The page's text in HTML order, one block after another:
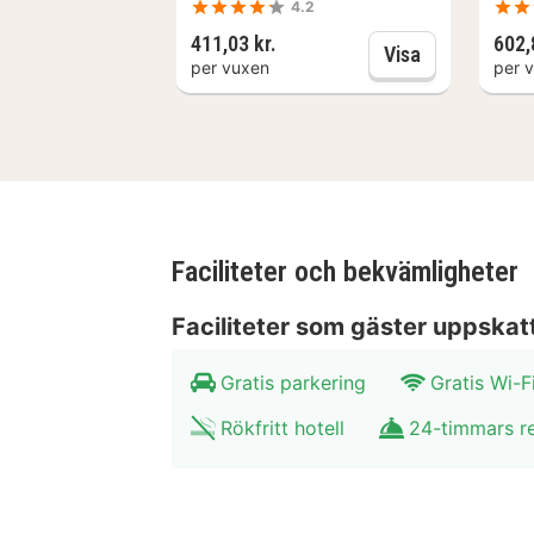
Domaine du Blé Hôtel ligger i
hotell ligger 2,7 km från Louvain La
4.2
411,03 kr.
per vuxen
Visa Aqualibi:
per
Faciliteter och bekvämligheter
Faciliteter som gäster
Gratis parkering Gratis Wi-Fi
Rökfritt hotell
24-timmars